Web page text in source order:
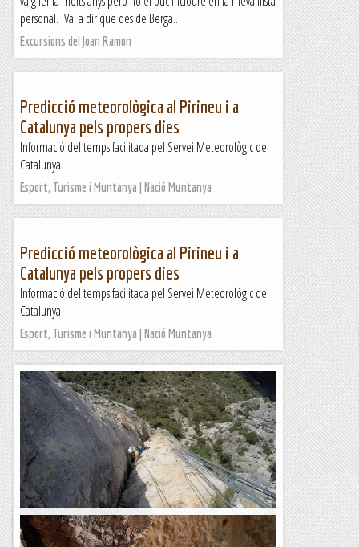
personal. Val a dir que des de Berga...
Excursions del Joan Ramon
Predicció meteorològica al Pirineu i a
Catalunya pels propers dies
Informació del temps facilitada pel Servei Meteorològic de
Catalunya
Esport, Turisme i Muntanya | Nació Muntanya
Predicció meteorològica al Pirineu i a
Catalunya pels propers dies
Informació del temps facilitada pel Servei Meteorològic de
Catalunya
Esport, Turisme i Muntanya | Nació Muntanya
Escalada i bici pels alps marítims